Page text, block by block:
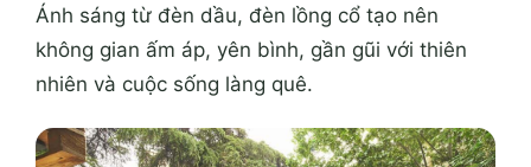
Ánh sáng từ đèn dầu, đèn lồng cổ tạo nên
không gian ấm áp, yên bình, gần gũi với thiên
nhiên và cuộc sống làng quê.